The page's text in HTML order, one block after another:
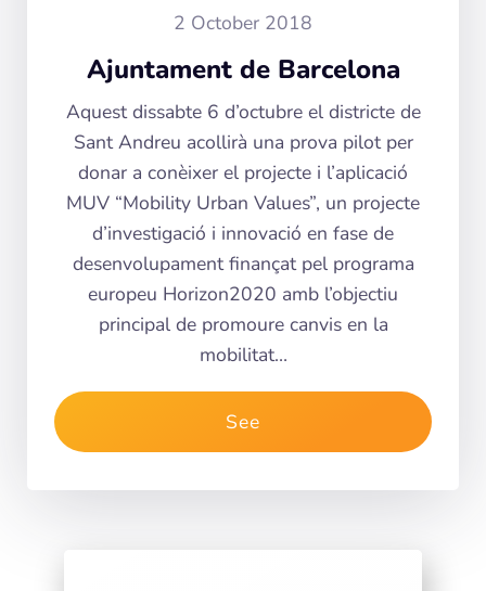
2 October 2018
Ajuntament de Barcelona
Aquest dissabte 6 d’octubre el districte de
Sant Andreu acollirà una prova pilot per
donar a conèixer el projecte i l’aplicació
MUV “Mobility Urban Values”, un projecte
d’investigació i innovació en fase de
desenvolupament finançat pel programa
europeu Horizon2020 amb l’objectiu
principal de promoure canvis en la
mobilitat…
See